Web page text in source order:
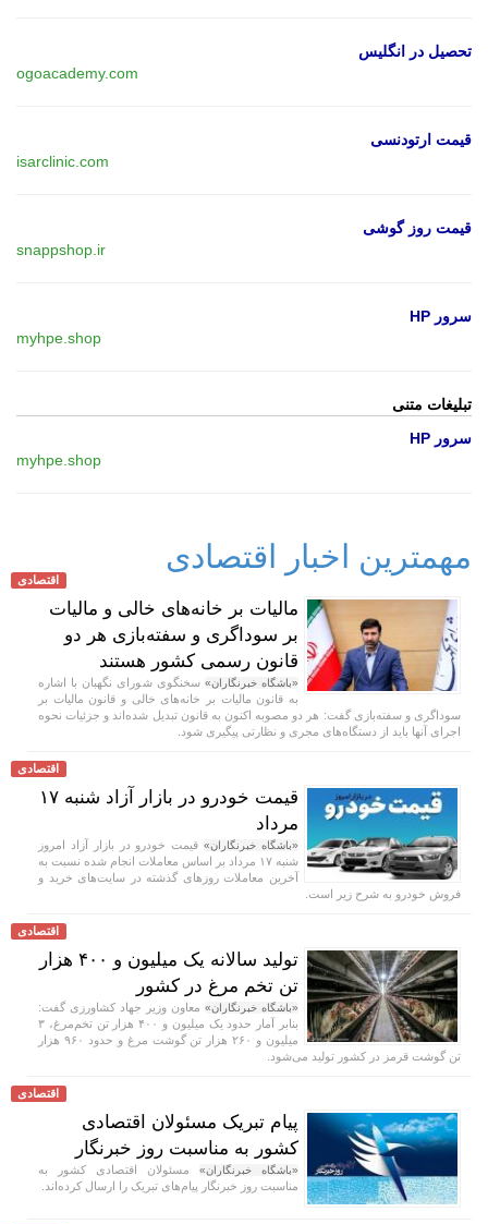
تحصیل در انگلیس
ogoacademy.com
قیمت ارتودنسی
isarclinic.com
قیمت روز گوشی
snappshop.ir
سرور HP
myhpe.shop
تبلیغات متنی
سرور HP
myhpe.shop
مهمترین اخبار اقتصادی
اقتصادی
مالیات بر خانه‌های خالی و مالیات
بر سوداگری و سفته‌بازی هر دو
قانون رسمی کشور هستند
«باشگاه خبرنگاران» سخنگوی شورای نگهبان با اشاره
به قانون مالیات بر خانه‌های خالی و قانون مالیات بر
سوداگری و سفته‌بازی گفت: هر دو مصوبه اکنون به قانون تبدیل شده‌اند و جزئیات نحوه
اجرای آنها باید از دستگاه‌های مجری و نظارتی پیگیری شود.
اقتصادی
قیمت خودرو در بازار آزاد شنبه ۱۷
مرداد
«باشگاه خبرنگاران»قیمت خودرو در بازار آزاد امروز
شنبه ۱۷ مرداد بر اساس معاملات انجام شده نسبت به
آخرین معاملات روز‌های گذشته در سایت‌های خرید و
فروش خودرو به شرح زیر است.
اقتصادی
تولید سالانه یک میلیون و ۴۰۰ هزار
تن تخم مرغ در کشور
«باشگاه خبرنگاران» معاون وزیر جهاد کشاورزی گفت:
بنابر آمار حدود یک میلیون و ۴۰۰ هزار تن تخم‌مرغ، ۳
میلیون و ۲۶۰ هزار تن گوشت مرغ و حدود ۹۶۰ هزار
تن گوشت قرمز در کشور تولید می‌شود.
اقتصادی
پیام تبریک مسئولان اقتصادی
کشور به مناسبت روز خبرنگار
«باشگاه خبرنگاران» مسئولان اقتصادی کشور به
مناسبت روز خبرنگار پیام‌های تبریک را ارسال کرده‌اند.